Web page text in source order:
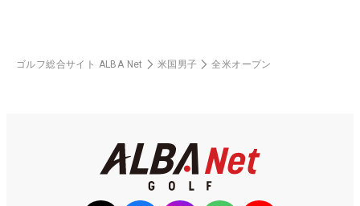
ゴルフ総合サイト ALBA Net 米国男子 全米オープン